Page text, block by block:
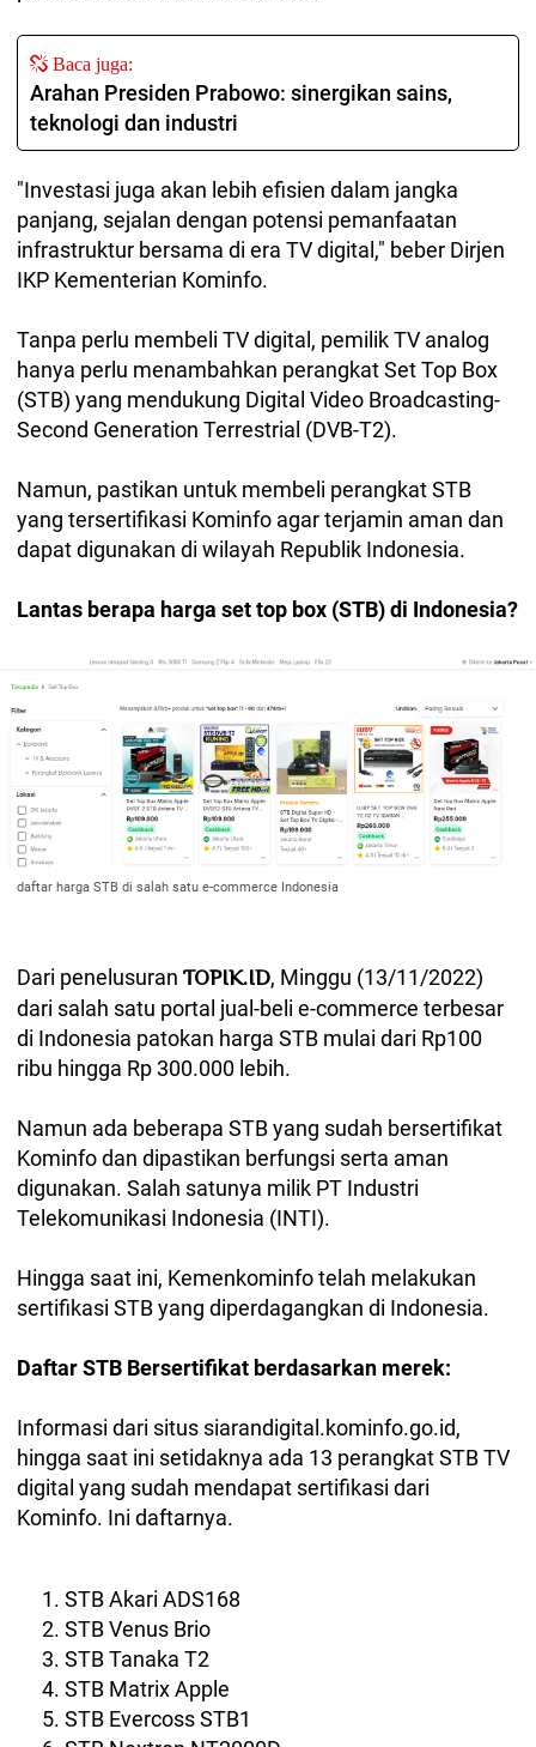
Baca juga:
Arahan Presiden Prabowo: sinergikan sains,
teknologi dan industri
"Investasi juga akan lebih efisien dalam jangka
panjang, sejalan dengan potensi pemanfaatan
infrastruktur bersama di era TV digital," beber Dirjen
IKP Kementerian Kominfo.
Tanpa perlu membeli TV digital, pemilik TV analog
hanya perlu menambahkan perangkat Set Top Box
(STB) yang mendukung Digital Video Broadcasting-
Second Generation Terrestrial (DVB-T2).
Namun, pastikan untuk membeli perangkat STB
yang tersertifikasi Kominfo agar terjamin aman dan
dapat digunakan di wilayah Republik Indonesia.
Lantas berapa harga set top box (STB) di Indonesia?
daftar harga STB di salah satu e-commerce Indonesia
Dari penelusuran TOPIK.ID, Minggu (13/11/2022)
dari salah satu portal jual-beli e-commerce terbesar
di Indonesia patokan harga STB mulai dari Rp100
ribu hingga Rp 300.000 lebih.
Namun ada beberapa STB yang sudah bersertifikat
Kominfo dan dipastikan berfungsi serta aman
digunakan. Salah satunya milik PT Industri
Telekomunikasi Indonesia (INTI).
Hingga saat ini, Kemenkominfo telah melakukan
sertifikasi STB yang diperdagangkan di Indonesia.
Daftar STB Bersertifikat berdasarkan merek:
Informasi dari situs siarandigital.kominfo.go.id,
hingga saat ini setidaknya ada 13 perangkat STB TV
digital yang sudah mendapat sertifikasi dari
Kominfo. Ini daftarnya.
STB Akari ADS168
STB Venus Brio
STB Tanaka T2
STB Matrix Apple
STB Evercoss STB1